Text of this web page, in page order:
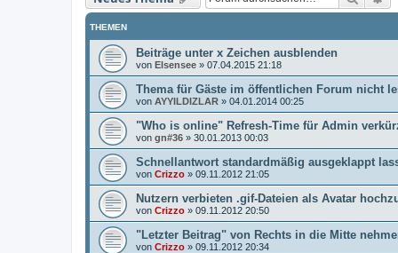
THEMEN
Beiträge unter x Zeichen ausblenden
von Elsensee » 07.04.2015 21:18
Thema für Gäste im öffentlichen Forum nicht
von AYYILDIZLAR » 04.01.2014 00:25
"Who is online" Refresh-Time für Admin
von gn#36 » 30.01.2013 00:03
Schnellantwort standardmäßig ausgeklappt
von Crizzo » 09.11.2012 21:05
Nutzern verbieten .gif-Dateien als Avatar
von Crizzo » 09.11.2012 20:50
"Letzter Beitrag" von Rechts in die Mitte
von Crizzo » 09.11.2012 20:34